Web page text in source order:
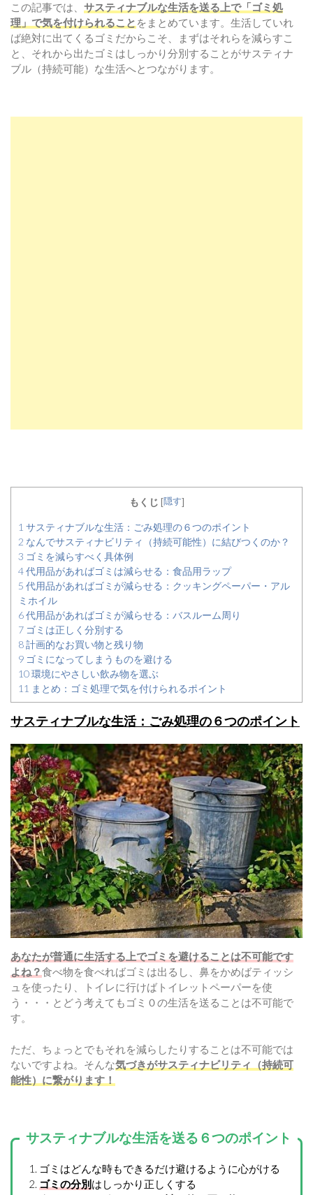
この記事では、 サスティナブルな生活を送る上で「ゴミ処
理」で気を付けられること をまとめています。生活していれ
ば絶対に出てくるゴミだからこそ、まずはそれらを減らすこ
と、それから出たゴミはしっかり分別することがサスティナ
ブル（持続可能）な生活へとつながります。
もくじ [隠す]
1 サスティナブルな生活：ごみ処理の６つのポイント
2 なんでサスティナビリティ（持続可能性）に結びつくのか？
3 ゴミを減らすべく具体例
4代用品があればゴミは減らせる：食品用ラップ
5 代用品があればゴミが減らせる：クッキングペーパー・アル
ミホイル
6代用品があればゴミが減らせる：バスルーム周り
7 ゴミは正しく分別する
8計画的なお買い物と残り物
9 ゴミになってしまうものを避ける
10環境にやさしい飲み物を選ぶ
11 まとめ：ゴミ処理で気を付けられるポイント
サスティナブルな生活：ごみ処理の６つのポイント
あなたが普通に生活する上でゴミを避けることは不可能です
よね？食べ物を食べればゴミは出るし、鼻をかめばティッシ
ュを使ったり、トイレに行けばトイレットペーパーを使
う・・・とどう考えてもゴミ０の生活を送ることは不可能で
す。
ただ、ちょっとでもそれを減らしたりすることは不可能では
ないですよね。そんな気づきがサスティナビリティ（持続可
能性）に繋がります！
サスティナブルな生活を送る６つのポイント
ゴミはどんな時もできるだけ避けるように心がける
ゴミの分別 はしっかり正しくする